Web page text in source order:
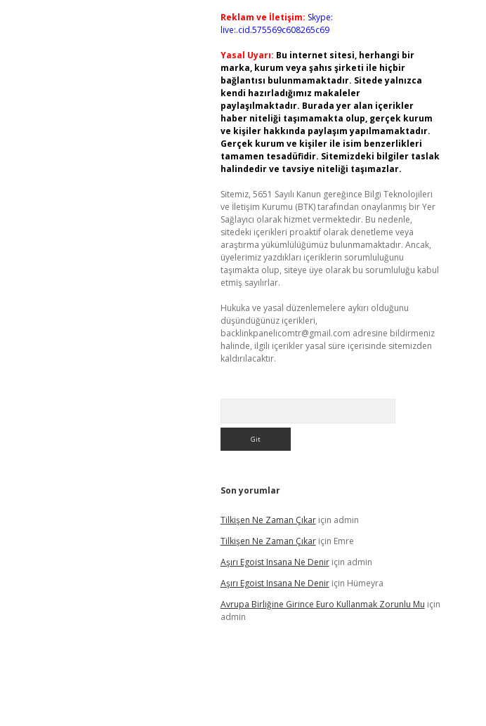
Reklam ve İletişim: Skype:
live:.cid.575569c608265c69
Yasal Uyarı: Bu internet sitesi, herhangi bir
marka, kurum veya şahıs şirketi ile hiçbir
bağlantısı bulunmamaktadır. Sitede yalnızca
kendi hazırladığımız makaleler
paylaşılmaktadır. Burada yer alan içerikler
haber niteliği taşımamakta olup, gerçek kurum
ve kişiler hakkında paylaşım yapılmamaktadır.
Gerçek kurum ve kişiler ile isim benzerlikleri
tamamen tesadüfidir. Sitemizdeki bilgiler taslak
halindedir ve tavsiye niteliği taşımazlar.
Sitemiz, 5651 Sayılı Kanun gereğince Bilgi Teknolojileri
ve İletişim Kurumu (BTK) tarafından onaylanmış bir Yer
Sağlayıcı olarak hizmet vermektedir. Bu nedenle,
sitedeki içerikleri proaktif olarak denetleme veya
araştırma yükümlülüğümüz bulunmamaktadır. Ancak,
üyelerimiz yazdıkları içeriklerin sorumluluğunu
taşımakta olup, siteye üye olarak bu sorumluluğu kabul
etmiş sayılırlar.
Hukuka ve yasal düzenlemelere aykırı olduğunu
düşündüğünüz içerikleri,
backlinkpanelicomtr@gmail.com adresine bildirmeniz
halinde, ilgili içerikler yasal süre içerisinde sitemizden
kaldırılacaktır.
Son yorumlar
Tilkişen Ne Zaman Çıkariçin admin
Tilkişen Ne Zaman Çıkariçin Emre
Aşırı Egoist Insana Ne Deniriçin admin
Aşırı Egoist Insana Ne Deniriçin Hümeyra
Avrupa Birliğine Girince Euro Kullanmak Zorunlu Mu için
admin